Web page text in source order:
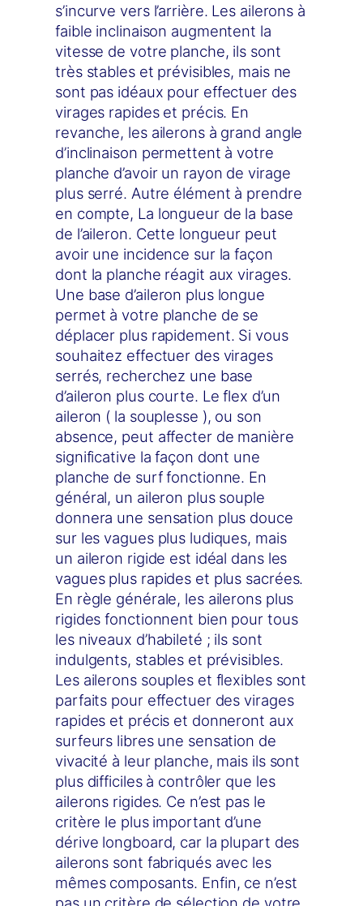
s’incurve vers l’arrière. Les ailerons à
faible inclinaison augmentent la
vitesse de votre planche, ils sont
très stables et prévisibles, mais ne
sont pas idéaux pour effectuer des
virages rapides et précis. En
revanche, les ailerons à grand angle
d’inclinaison permettent à votre
planche d’avoir un rayon de virage
plus serré. Autre élément à prendre
en compte, La longueur de la base
de l’aileron. Cette longueur peut
avoir une incidence sur la façon
dont la planche réagit aux virages.
Une base d’aileron plus longue
permet à votre planche de se
déplacer plus rapidement. Si vous
souhaitez effectuer des virages
serrés, recherchez une base
d’aileron plus courte. Le flex d’un
aileron ( la souplesse ), ou son
absence, peut affecter de manière
significative la façon dont une
planche de surf fonctionne. En
général, un aileron plus souple
donnera une sensation plus douce
sur les vagues plus ludiques, mais
un aileron rigide est idéal dans les
vagues plus rapides et plus sacrées.
En règle générale, les ailerons plus
rigides fonctionnent bien pour tous
les niveaux d’habileté ; ils sont
indulgents, stables et prévisibles.
Les ailerons souples et flexibles sont
parfaits pour effectuer des virages
rapides et précis et donneront aux
surfeurs libres une sensation de
vivacité à leur planche, mais ils sont
plus difficiles à contrôler que les
ailerons rigides. Ce n’est pas le
critère le plus important d’une
dérive longboard, car la plupart des
ailerons sont fabriqués avec les
mêmes composants. Enfin, ce n’est
pas un critère de sélection de votre